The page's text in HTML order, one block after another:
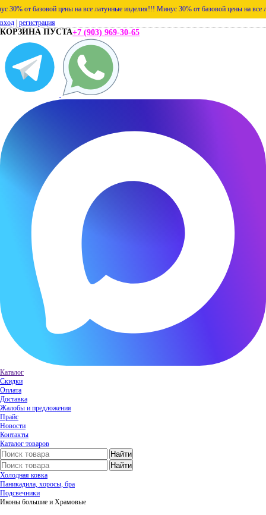
от базовой цены на все латунные изделия!!! Минус 30% от базовой цены на все
вход регистрация
КОРЗИНА ПУСТА+7 (903) 969-30-65
Каталог
Скидки
Оплата
Доставка
Жалобы и предложения
Прайс
Новости
Контакты
Каталог товаров
Холодная ковка
Паникадила, хоросы, бра
Подсвечники
Иконы большие и Храмовые